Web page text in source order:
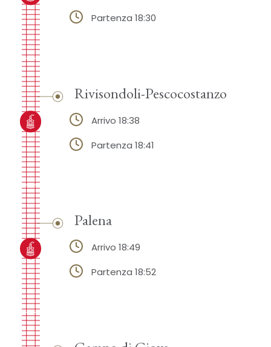
Partenza 18:30
Rivisondoli-Pescocostanzo
Arrivo 18:38
Partenza 18:41
Palena
Arrivo 18:49
Partenza 18:52